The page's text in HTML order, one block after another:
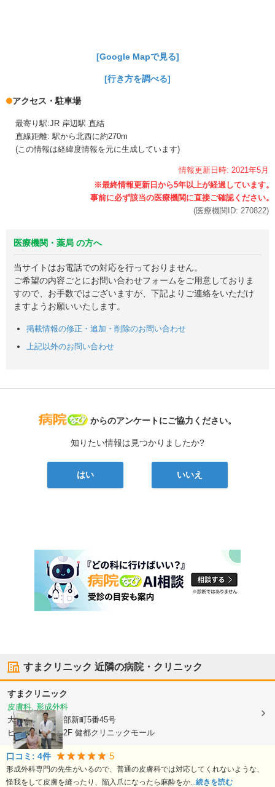
[Google Mapで見る]
[行き方を調べる]
アクセス・駐車場
最寄り駅:JR 岸辺駅 直結
直線距離: 駅から北西に約270m
(この情報は経緯度情報を元に生成しています)
情報更新日時: 2021年5月
(医療機関ID: 270822)
医療機関・薬局 の方へ
当サイトはお電話での対応を行っておりません。
ご希望の内容ごとにお問い合わせフォームをご用意しておりま
すので、お手数ではございますが、下記よりご連絡をいただけ
ますようお願いいたします。
掲載情報の修正・追加・削除のお問い合わせ
上記以外のお問い合わせ
病院なび
からのアンケートにご協力ください。
知りたい情報は見つかりましたか?
はい いいえ
すまクリニック 近隣の病院・クリニック
すまクリニック
皮膚科, 形成外科
大阪府吹田市岸部新町5番45号
ビエラ岸辺健都2F 健都クリニックモール
口コミ: 4件 5
形成外科専門の先生がいるので、普通の皮膚科では対応してくれないような、
怪我をして皮膚を縫ったり、陥入爪になったら麻酔をか... 続きを読む